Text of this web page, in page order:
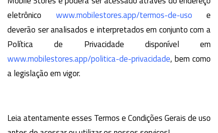
eletrônico www.mobilestores.app/termos-de-uso e
deverão ser analisados e interpretados em conjunto com a
Política de Privacidade disponível em
www.mobilestores.app/politica-de-privacidade, bem como
a legislação em vigor.
Leia atentamente esses Termos e Condições Gerais de uso